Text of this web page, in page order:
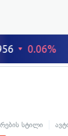
სტილი